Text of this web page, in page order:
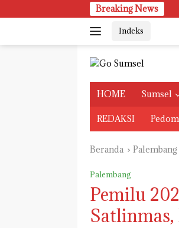
ke
Breaking News
Indeks
HOME Sumsel
REDAKSI
Beranda Palembang
Palembang
Pemilu